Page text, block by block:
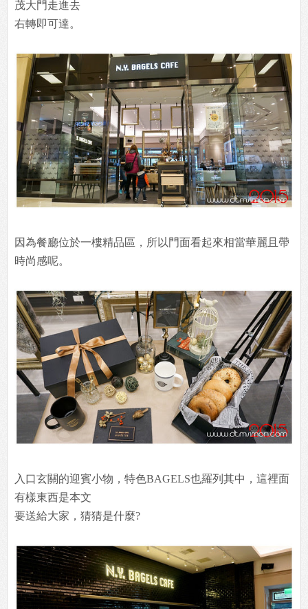
茂大門走進去
右轉即可達。
因為餐廳位於一樓精品區，所以門面看起來相當華麗且帶
時尚感呢。
入口玄關的迎賓小物，特色BAGELS也羅列其中，這裡面
有樣東西是本文
要送給大家，猜猜是什麼?